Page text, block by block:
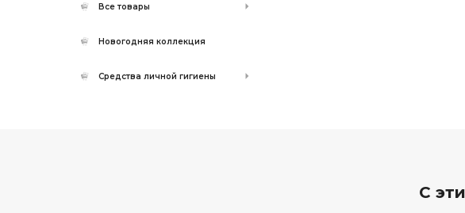
Все товары
Новогодняя коллекция
Средства личной гигиены
С